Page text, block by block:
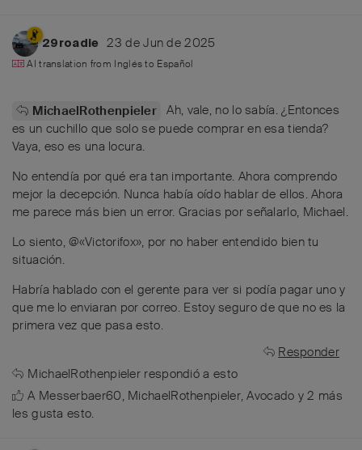
29roadie 23 de Jun de 2025
AI translation from Inglésto Español
MichaelRothenpieler Ah, vale, no lo sabía. ¿Entonces
es un cuchillo que solo se puede comprar en esa tienda?
Vaya, eso es una locura.
No entendía por qué era tan importante. Ahora comprendo
mejor la decepción. Nunca había oído hablar de ellos. Ahora
me parece más bien un error. Gracias por señalarlo, Michael.
Lo siento, @«Victorifox», por no haber entendido bien tu
situación.
Habría hablado con el gerente para ver si podía pagar uno y
que me lo enviaran por correo. Estoy seguro de que no es la
primera vez que pasa esto.
Responder
MichaelRothenpieler respondió a esto
A Messerbaer60, MichaelRothenpieler,Avocado y2 más
les gusta esto.